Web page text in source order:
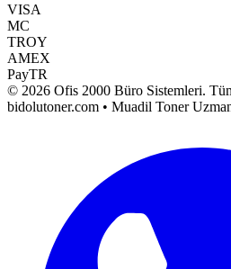
VISA
MC
TROY
AMEX
PayTR
© 2026 Ofis 2000 Büro Sistemleri.
bidolutoner.com • Muadil Toner